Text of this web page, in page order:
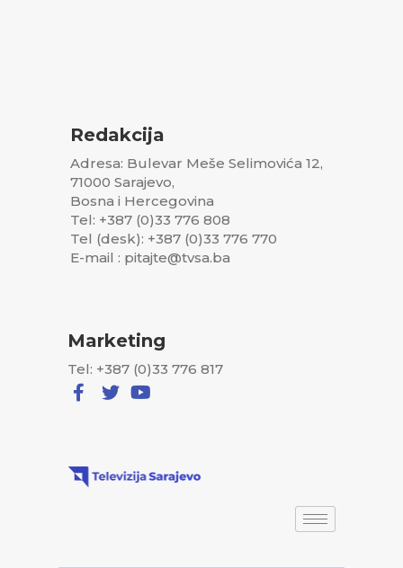
Redakcija
Adresa: Bulevar Meše Selimovića 12,
71000 Sarajevo,
Bosna i Hercegovina
Tel: +387 (0)33 776 808
Tel (desk): +387 (0)33 776 770
E-mail : pitajte@tvsa.ba
Marketing
Tel: +387 (0)33 776 817